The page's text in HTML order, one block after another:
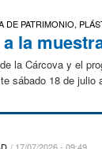
DE PATRIMONIO,
la
la Cárcova y el
sábado 18 de